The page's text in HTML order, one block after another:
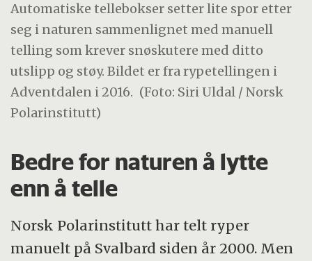
Automatiske tellebokser setter lite spor etter
seg i naturen sammenlignet med manuell
telling som krever snøskutere med ditto
utslipp og støy. Bildet er fra rypetellingen i
Adventdalen i 2016. (Foto: Siri Uldal / Norsk
Polarinstitutt)
Bedre for naturen å lytte
enn å telle
Norsk Polarinstitutt har telt ryper
manuelt på Svalbard siden år 2000. Men